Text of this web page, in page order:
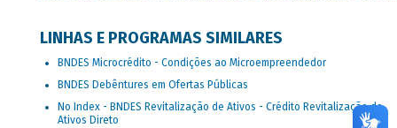
LINHAS E PROGRAMAS SIMILARES
BNDES Microcrédito - Condições ao Microempreendedor
BNDES Debêntures em Ofertas Públicas
No Index - BNDES Revitalização de Ativos - Crédito Revitalização de
Ativos Direto